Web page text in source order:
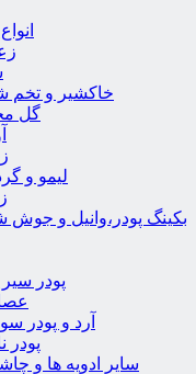
خاکشیر و تخم
گل
لیمو و
بکینگ پودر،وانیل و جوش
پودر سیر
آرد و پودر
پودر
سایر ادویه ها و